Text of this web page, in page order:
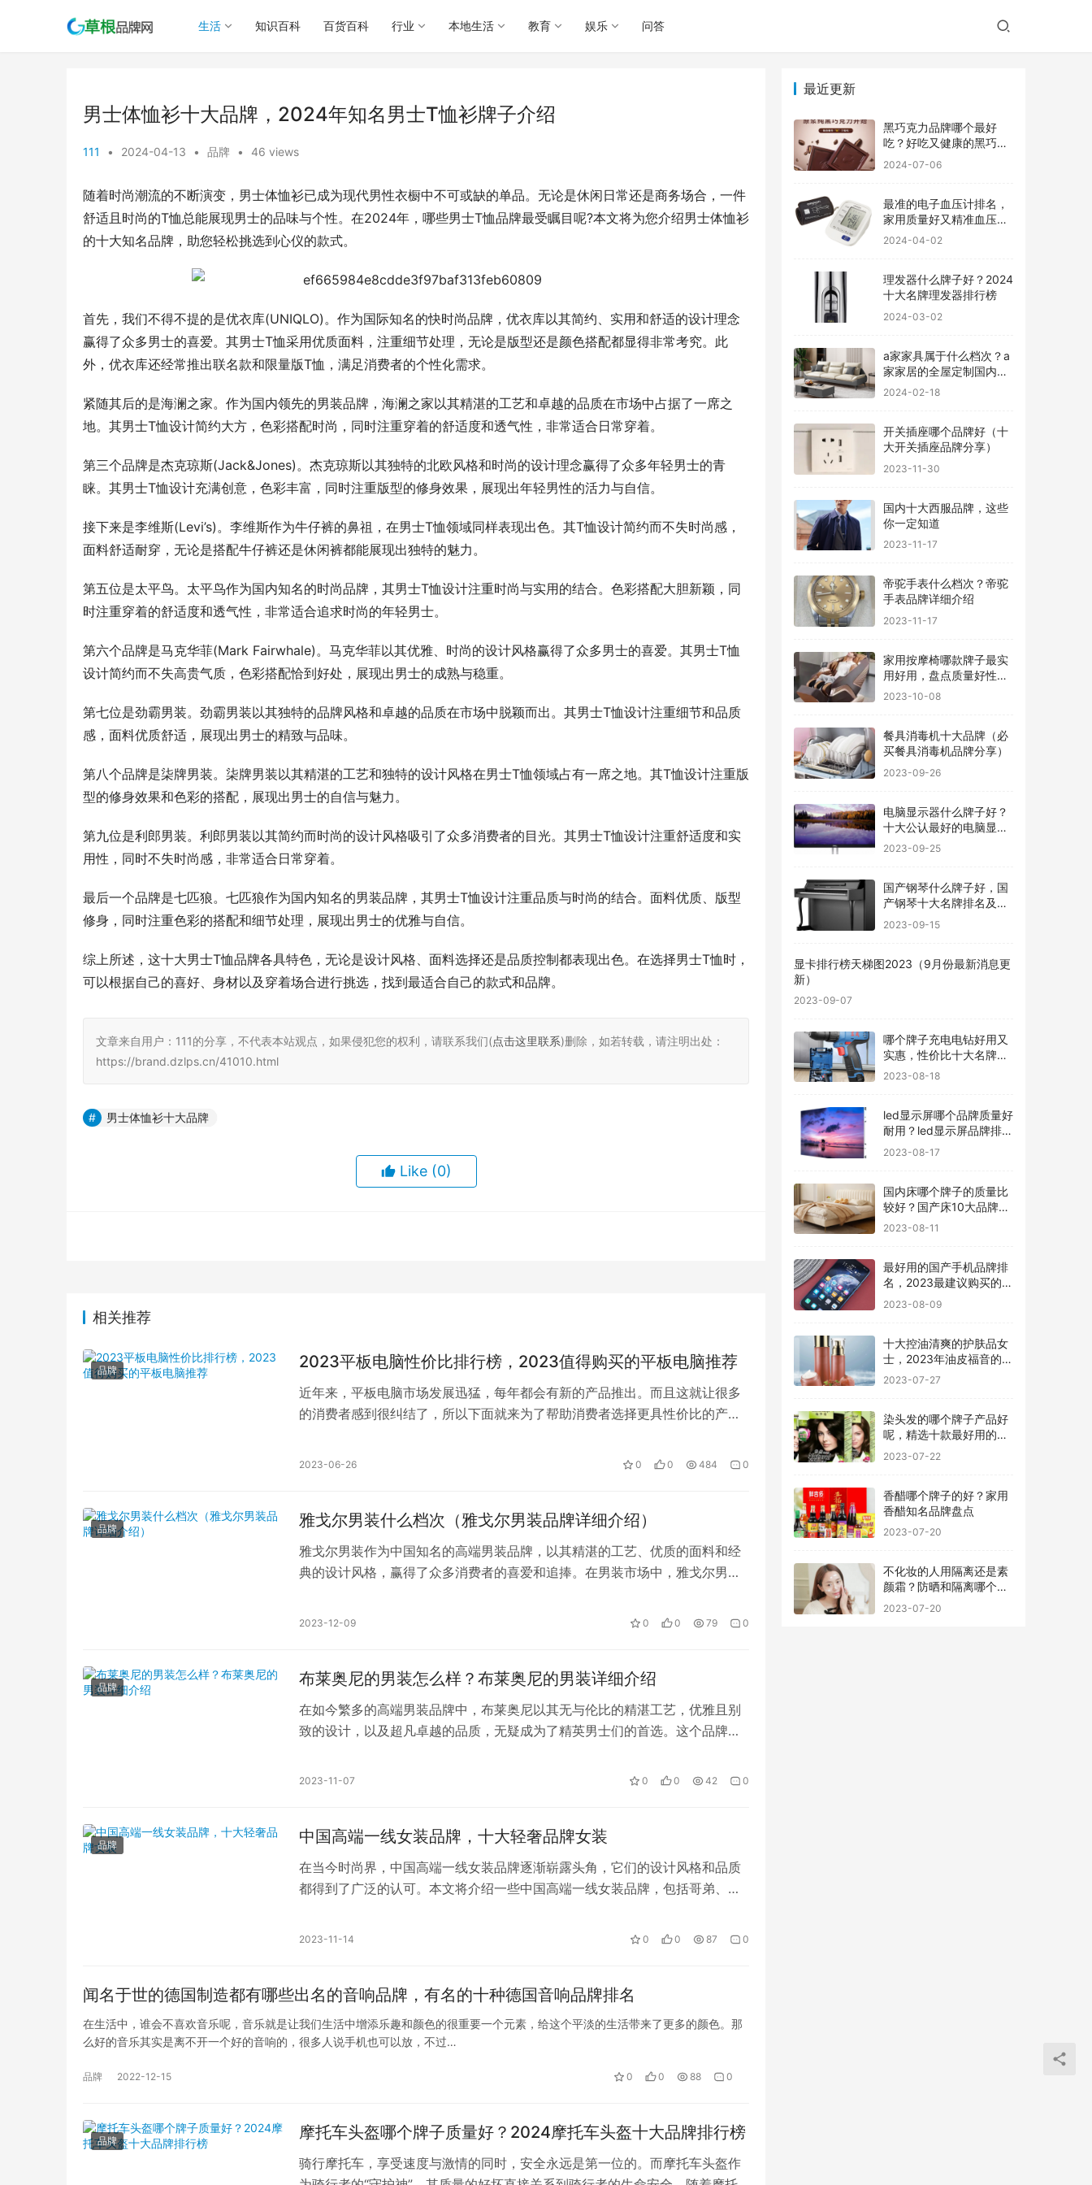
生活 知识百科 百货百科 行业 本地生活 教育 娱乐 问答
男士体恤衫十大品牌，2024年知名男士T恤衫牌子介绍
111 • 2024-04-13 • 品牌 • 46 views
随着时尚潮流的不断演变，男士体恤衫已成为现代男性衣橱中不可或缺的单品。无论是休闲日常还是商务场合，一件
舒适且时尚的T恤总能展现男士的品味与个性。在2024年，哪些男士T恤品牌最受瞩目呢?本文将为您介绍男士体恤衫
的十大知名品牌，助您轻松挑选到心仪的款式。
首先，我们不得不提的是优衣库(UNIQLO)。作为国际知名的快时尚品牌，优衣库以其简约、实用和舒适的设计理念
赢得了众多男士的喜爱。其男士T恤采用优质面料，注重细节处理，无论是版型还是颜色搭配都显得非常考究。此
外，优衣库还经常推出联名款和限量版T恤，满足消费者的个性化需求。
紧随其后的是海澜之家。作为国内领先的男装品牌，海澜之家以其精湛的工艺和卓越的品质在市场中占据了一席之
地。其男士T恤设计简约大方，色彩搭配时尚，同时注重穿着的舒适度和透气性，非常适合日常穿着。
第三个品牌是杰克琼斯(Jack&Jones)。杰克琼斯以其独特的北欧风格和时尚的设计理念赢得了众多年轻男士的青
睐。其男士T恤设计充满创意，色彩丰富，同时注重版型的修身效果，展现出年轻男性的活力与自信。
接下来是李维斯(Levi’s)。李维斯作为牛仔裤的鼻祖，在男士T恤领域同样表现出色。其T恤设计简约而不失时尚感，
面料舒适耐穿，无论是搭配牛仔裤还是休闲裤都能展现出独特的魅力。
第五位是太平鸟。太平鸟作为国内知名的时尚品牌，其男士T恤设计注重时尚与实用的结合。色彩搭配大胆新颖，同
时注重穿着的舒适度和透气性，非常适合追求时尚的年轻男士。
第六个品牌是马克华菲(Mark Fairwhale)。马克华菲以其优雅、时尚的设计风格赢得了众多男士的喜爱。其男士T恤
设计简约而不失高贵气质，色彩搭配恰到好处，展现出男士的成熟与稳重。
第七位是劲霸男装。劲霸男装以其独特的品牌风格和卓越的品质在市场中脱颖而出。其男士T恤设计注重细节和品质
感，面料优质舒适，展现出男士的精致与品味。
第八个品牌是柒牌男装。柒牌男装以其精湛的工艺和独特的设计风格在男士T恤领域占有一席之地。其T恤设计注重版
型的修身效果和色彩的搭配，展现出男士的自信与魅力。
第九位是利郎男装。利郎男装以其简约而时尚的设计风格吸引了众多消费者的目光。其男士T恤设计注重舒适度和实
用性，同时不失时尚感，非常适合日常穿着。
最后一个品牌是七匹狼。七匹狼作为国内知名的男装品牌，其男士T恤设计注重品质与时尚的结合。面料优质、版型
修身，同时注重色彩的搭配和细节处理，展现出男士的优雅与自信。
综上所述，这十大男士T恤品牌各具特色，无论是设计风格、面料选择还是品质控制都表现出色。在选择男士T恤时，
可以根据自己的喜好、身材以及穿着场合进行挑选，找到最适合自己的款式和品牌。
文章来自用户：111的分享，不代表本站观点，如果侵犯您的权利，请联系我们(点击这里联系)删除，如若转载，请注明出处：
https://brand.dzlps.cn/41010.html
男士体恤衫十大品牌
Like (0)
相关推荐
品牌 2023平板电脑性价比排行榜，2023值得购买的平板电脑推荐
近年来，平板电脑市场发展迅猛，每年都会有新的产品推出。而且这就让很多
的消费者感到很纠结了，所以下面就来为了帮助消费者选择更具性价比的产
2023-06-26 0 0 484 0
品牌 雅戈尔男装什么档次（雅戈尔男装品牌详细介绍）
雅戈尔男装作为中国知名的高端男装品牌，以其精湛的工艺、优质的面料和经
典的设计风格，赢得了众多消费者的喜爱和追捧。在男装市场中，雅戈尔男装
2023-12-09 0 0 79 0
品牌 布莱奥尼的男装怎么样？布莱奥尼的男装详细介绍
在如今繁多的高端男装品牌中，布莱奥尼以其无与伦比的精湛工艺，优雅且别
致的设计，以及超凡卓越的品质，无疑成为了精英男士们的首选。这个品牌源
2023-11-07 0 0 42 0
品牌 中国高端一线女装品牌，十大轻奢品牌女装
在当今时尚界，中国高端一线女装品牌逐渐崭露头角，它们的设计风格和品质
都得到了广泛的认可。本文将介绍一些中国高端一线女装品牌，包括哥弟、江
2023-11-14 0 0 87 0
闻名于世的德国制造都有哪些出名的音响品牌，有名的十种德国音响品牌排名
在生活中，谁会不喜欢音乐呢，音乐就是让我们生活中增添乐趣和颜色的很重要一个元素，给这个平淡的生活带来了更多的颜色。那
么好的音乐其实是离不开一个好的音响的，很多人说手机也可以放，不过…
品牌 2022-12-15 0 0 88 0
品牌 摩托车头盔哪个牌子质量好？2024摩托车头盔十大品牌排行榜
骑行摩托车，享受速度与激情的同时，安全永远是第一位的。而摩托车头盔作
最近更新
黑巧克力品牌哪个最好
吃？好吃又健康的黑巧克
力品牌
2024-07-06
最准的电子血压计排名，
家用质量好又精准血压计
品牌前十
2024-04-02
理发器什么牌子好？2024
十大名牌理发器排行榜
2024-03-02
a家家具属于什么档次？a
家家居的全屋定制国内排
行
2024-02-18
开关插座哪个品牌好（十
大开关插座品牌分享）
2023-11-30
国内十大西服品牌，这些
你一定知道
2023-11-17
帝驼手表什么档次？帝驼
手表品牌详细介绍
2023-11-17
家用按摩椅哪款牌子最实
用好用，盘点质量好性价
比高的品牌
2023-10-08
餐具消毒机十大品牌（必
买餐具消毒机品牌分享）
2023-09-26
电脑显示器什么牌子好？
十大公认最好的电脑显示
器
2023-09-25
国产钢琴什么牌子好，国
产钢琴十大名牌排名及价
格
2023-09-15
显卡排行榜天梯图2023（9月份最新消息更
新）
2023-09-07
哪个牌子充电电钻好用又
实惠，性价比十大名牌充
电电钻排名
2023-08-18
led显示屏哪个品牌质量好
耐用？led显示屏品牌排行
前十名
2023-08-17
国内床哪个牌子的质量比
较好？国产床10大品牌最
新排名
2023-08-11
最好用的国产手机品牌排
名，2023最建议购买的5
款手机
2023-08-09
十大控油清爽的护肤品女
士，2023年油皮福音的护
肤品有哪些
2023-07-27
染头发的哪个牌子产品好
呢，精选十款最好用的染
发剂品牌
2023-07-22
香醋哪个牌子的好？家用
香醋知名品牌盘点
2023-07-20
不化妆的人用隔离还是素
颜霜？防晒和隔离哪个先
用最好
2023-07-20